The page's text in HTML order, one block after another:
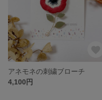
アネモネの刺繍ブローチ
4,100円